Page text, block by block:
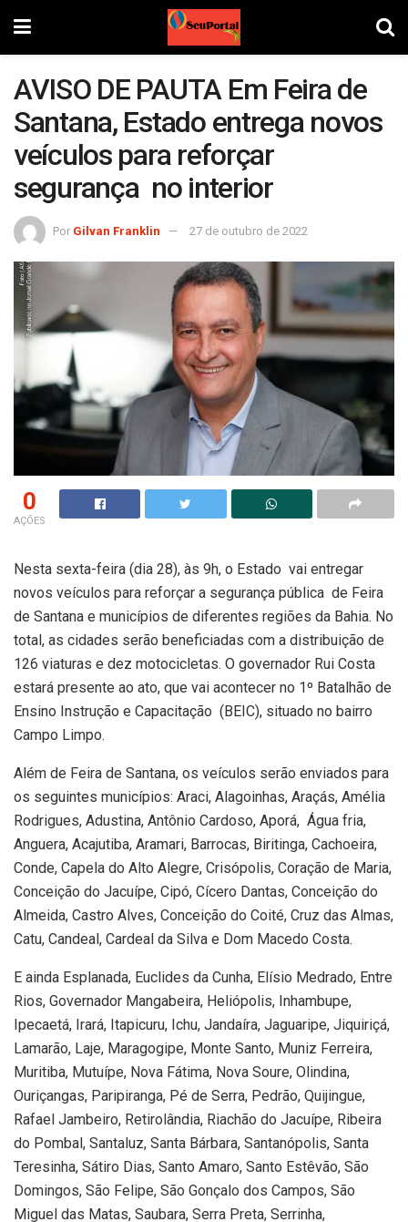
AVISO DE PAUTA Em Feira de
Santana, Estado entrega novos
veículos para reforçar
segurança no interior
Por Gilvan Franklin 27 de outubro de 2022
0
AÇÕES
Nesta sexta-feira (dia 28), às 9h, o Estado vai entregar
novos veículos para reforçar a segurança pública de Feira
de Santana e municípios de diferentes regiões da Bahia. No
total, as cidades serão beneficiadas com a distribuição de
126 viaturas e dez motocicletas. O governador Rui Costa
estará presente ao ato, que vai acontecer no 1º Batalhão de
Ensino Instrução e Capacitação (BEIC), situado no bairro
Campo Limpo.
Além de Feira de Santana, os veículos serão enviados para
os seguintes municípios: Araci, Alagoinhas, Araçás, Amélia
Rodrigues, Adustina, Antônio Cardoso, Aporá, Água fria,
Anguera, Acajutiba, Aramari, Barrocas, Biritinga, Cachoeira,
Conde, Capela do Alto Alegre, Crisópolis, Coração de Maria,
Conceição do Jacuípe, Cipó, Cícero Dantas, Conceição do
Almeida, Castro Alves, Conceição do Coité, Cruz das Almas,
Catu, Candeal, Cardeal da Silva e Dom Macedo Costa.
E ainda Esplanada, Euclides da Cunha, Elísio Medrado, Entre
Rios, Governador Mangabeira, Heliópolis, Inhambupe,
Ipecaetá, Irará, Itapicuru, Ichu, Jandaíra, Jaguaripe, Jiquiriçá,
Lamarão, Laje, Maragogipe, Monte Santo, Muniz Ferreira,
Muritiba, Mutuípe, Nova Fátima, Nova Soure, Olindina,
Ouriçangas, Paripiranga, Pé de Serra, Pedrão, Quijingue,
Rafael Jambeiro, Retirolândia, Riachão do Jacuípe, Ribeira
do Pombal, Santaluz, Santa Bárbara, Santanópolis, Santa
Teresinha, Sátiro Dias, Santo Amaro, Santo Estêvão, São
Domingos, São Felipe, São Gonçalo dos Campos, São
Miguel das Matas, Saubara, Serra Preta, Serrinha,